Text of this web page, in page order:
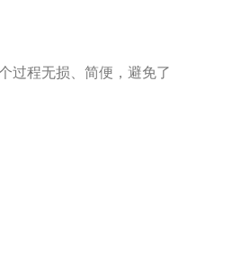
过程无损、简便，避免了